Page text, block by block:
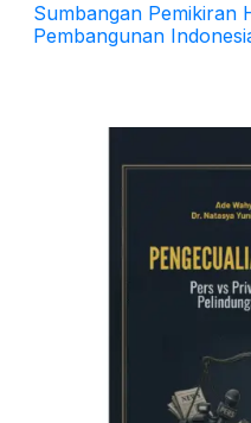
Sumbangan Pemikiran
Pembangunan